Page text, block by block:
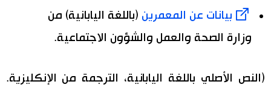
بيانات عن المعمرين (باللغة اليابانية) من
وزارة الصحة والعمل والشؤون الاجتماعية.
(النص الأصلي باللغة اليابانية، الترجمة من الإنكليزية.